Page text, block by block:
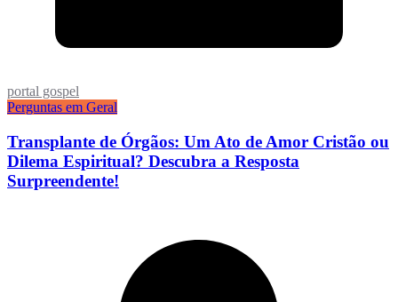
portal gospel
Perguntas em Geral
Transplante de Órgãos: Um Ato de Amor Cristão ou
Dilema Espiritual? Descubra a Resposta
Surpreendente!